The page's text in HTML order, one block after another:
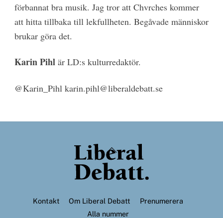
förbannat bra musik. Jag tror att Chvrches kommer
att hitta tillbaka till lekfullheten. Begåvade människor
brukar göra det.
Karin Pihlär LD:s kulturredaktör.
@Karin_Pihl karin.pihl@liberaldebatt.se
Back
To
Top
Kontakt Om Liberal Debatt
Prenumerera
Alla nummer